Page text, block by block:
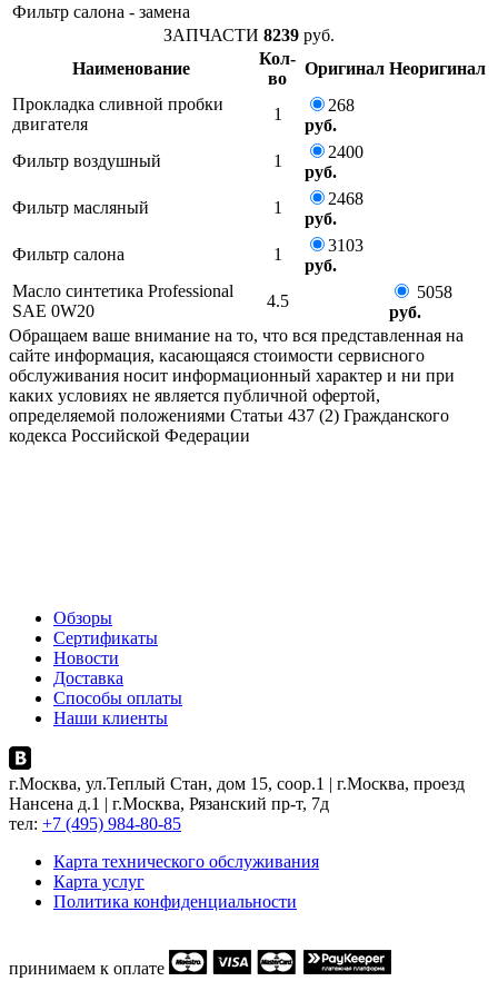
Фильтр салона - замена
ЗАПЧАСТИ 8239 руб.
Наименование
Кол-
во
Оригинал Неоригинал
Прокладка сливной пробки
двигателя
1
268
руб.
Фильтр воздушный
1
2400
руб.
Фильтр масляный
1
2468
руб.
Фильтр салона
1
3103
руб.
Масло синтетика Professional
SAE 0W20
4.5
5058
руб.
Обращаем ваше внимание на то, что вся представленная на
сайте информация, касающаяся стоимости сервисного
обслуживания носит информационный характер и ни при
каких условиях не является публичной офертой,
определяемой положениями Статьи 437 (2) Гражданского
кодекса Российской Федерации
Обзоры
Сертификаты
Новости
Доставка
Способы оплаты
Наши клиенты
г.Москва, ул.Теплый Стан, дом 15, соор.1 | г.Москва, проезд
Нансена д.1 | г.Москва, Рязанский пр-т, 7д
тел: +7 (495) 984-80-85
Карта технического обслуживания
Карта услуг
Политика конфиденциальности
принимаем к оплате